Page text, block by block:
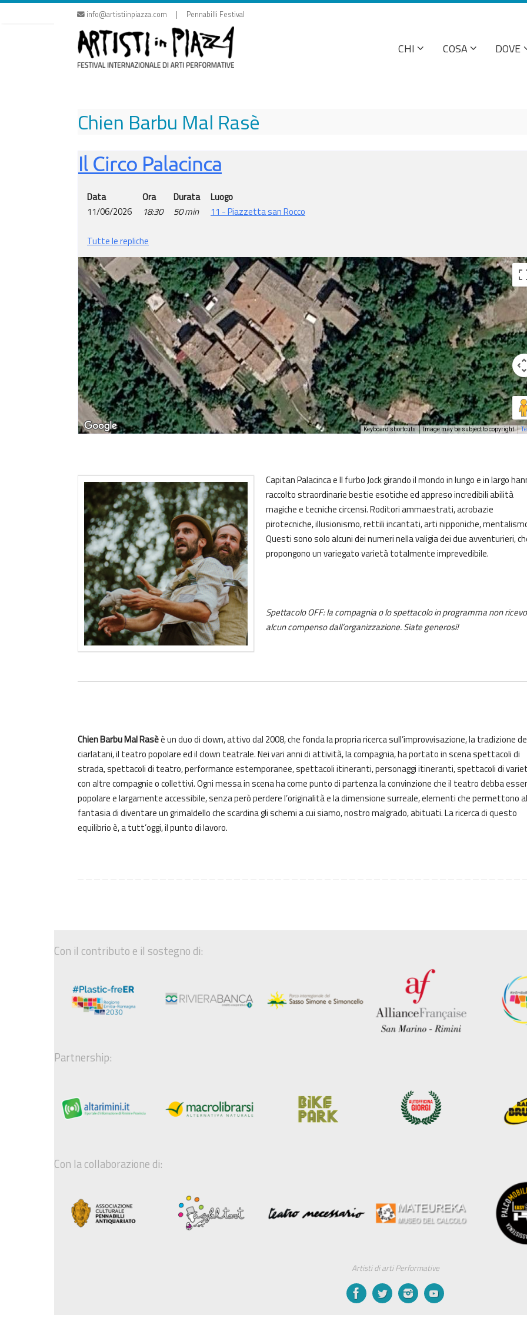
Vai
info@artistiinpiazza.com | Pennabilli Festival
CHI COSA DOVE
Chien Barbu Mal Rasè
Il Circo Palacinca
Data
11/06/2026
Ora
18:30
Durata
50 min
Luogo
11 - Piazzetta san Rocco
Tutte le repliche
Keyboard shortcuts Image may be subject to copyright
Capitan Palacinca e Il furbo Jock girando il mondo in lungo e in largo
raccolto straordinarie bestie esotiche ed appreso incredibili abilità
magiche e tecniche circensi. Roditori ammaestrati, acrobazie
pirotecniche, illusionismo, rettili incantati, arti nipponiche,
Questi sono solo alcuni dei numeri nella valigia dei due avventurieri,
propongono un variegato varietà totalmente imprevedibile.
Spettacolo OFF: la compagnia o lo spettacolo in programma non
alcun compenso dall’organizzazione. Siate generosi!
Chien Barbu Mal Rasèè un duo di clown, attivo dal 2008, che fonda la propria ricerca sull’improvvisazione, la tradizione
ciarlatani, il teatro popolare ed il clown teatrale. Nei vari anni di attività, la compagnia, ha portato in scena spettacoli di
strada, spettacoli di teatro, performance estemporanee, spettacoli itineranti, personaggi itineranti, spettacoli di
con altre compagnie o collettivi. Ogni messa in scena ha come punto di partenza la convinzione che il teatro debba
popolare e largamente accessibile, senza però perdere l’originalità e la dimensione surreale, elementi che permettono
fantasia di diventare un grimaldello che scardina gli schemi a cui siamo, nostro malgrado, abituati. La ricerca di questo
equilibrio è, a tutt’oggi, il punto di lavoro.
Con il contributo e il sostegno di:
Partnership:
Con la collaborazione di:
Artisti di arti Performative